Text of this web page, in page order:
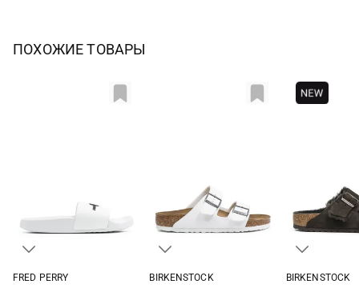
ПОХОЖИЕ ТОВАРЫ
FRED PERRY
BIRKENSTOCK
BIRKENSTOCK